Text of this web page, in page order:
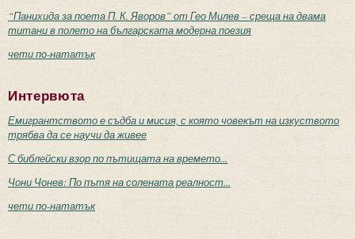
“Панихида за поета П. К. Яворов” от Гео Милев – среща на двама
титани в полето на българската модерна поезия
чети по-нататък
Интервюта
Емигрантството е съдба и мисия, с която човекът на изкуството
трябва да се научи да живее
С библейски взор по пътищата на времето...
Чони Чонев: По пътя на солената реалност...
чети по-нататък